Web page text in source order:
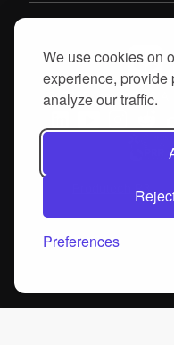
We use cookies on
experience, provide
analyze our traffic.
Preferences
© 2025, proGrow S.A.
Produtech R3